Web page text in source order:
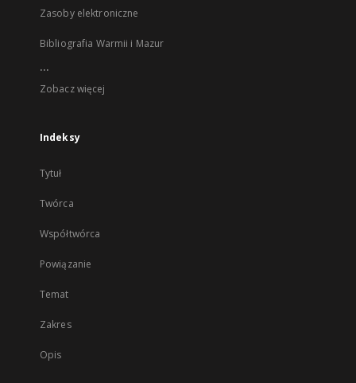
Zasoby elektroniczne
Bibliografia Warmii i Mazur
...
Zobacz więcej
Indeksy
Tytuł
Twórca
Współtwórca
Powiązanie
Temat
Zakres
Opis